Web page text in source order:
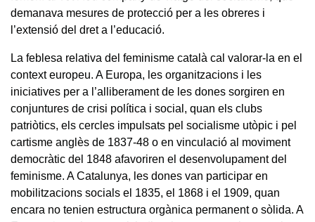
demanava mesures de protecció per a les obreres i
l’extensió del dret a l’educació.
La feblesa relativa del feminisme català cal valorar-la en el
context europeu. A Europa, les organitzacions i les
iniciatives per a l’alliberament de les dones sorgiren en
conjuntures de crisi política i social, quan els clubs
patriòtics, els cercles impulsats pel socialisme utòpic i pel
cartisme anglès de 1837-48 o en vinculació al moviment
democràtic del 1848 afavoriren el desenvolupament del
feminisme. A Catalunya, les dones van participar en
mobilitzacions socials el 1835, el 1868 i el 1909, quan
encara no tenien estructura orgànica permanent o sòlida. A